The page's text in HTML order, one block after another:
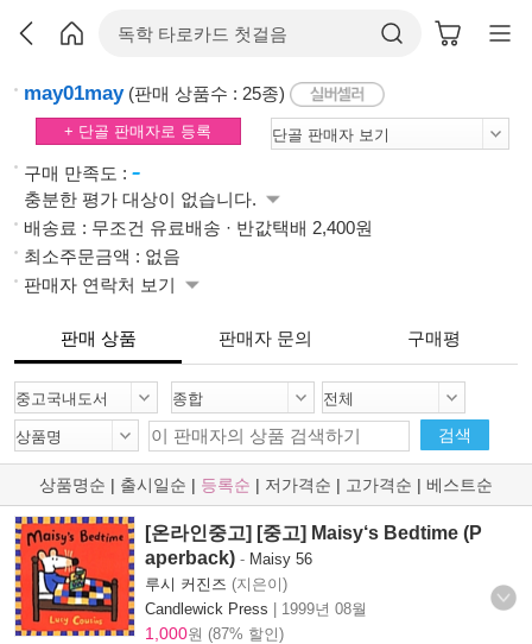
may01may(판매 상품수 : 25종)
+ 단골 판매자로 등록
구매 만족도 : -
충분한 평가 대상이 없습니다.
배송료 : 무조건 유료배송 · 반값택배 2,400원
최소주문금액 : 없음
판매자 연락처 보기
판매 상품 판매자 문의 구매평
검색
상품명순 | 출시일순 | 등록순 | 저가격순 | 고가격순 | 베스트순
[온라인중고] [중고] Maisy‘s Bedtime (P
aperback) - Maisy 56
루시 커진즈 (지은이)
Candlewick Press | 1999년 08월
1,000원 (87% 할인)